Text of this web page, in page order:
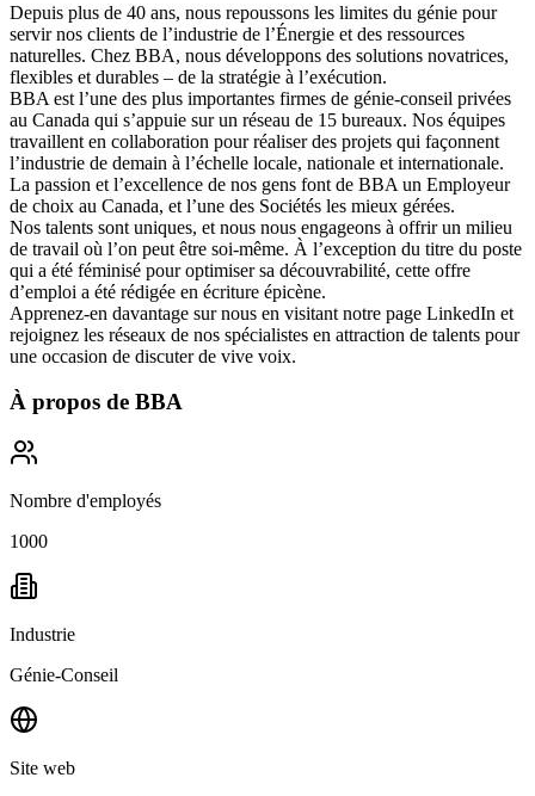
Depuis plus de 40 ans, nous repoussons les limites du génie pour
servir nos clients de l’industrie de l’Énergie et des ressources
naturelles. Chez BBA, nous développons des solutions novatrices,
flexibles et durables – de la stratégie à l’exécution.
BBA est l’une des plus importantes firmes de génie-conseil privées
au Canada qui s’appuie sur un réseau de 15 bureaux. Nos équipes
travaillent en collaboration pour réaliser des projets qui façonnent
l’industrie de demain à l’échelle locale, nationale et internationale.
La passion et l’excellence de nos gens font de BBA un Employeur
de choix au Canada, et l’une des Sociétés les mieux gérées.
Nos talents sont uniques, et nous nous engageons à offrirun milieu
de travail où l’on peut être soi-même. À l’exception du titre du poste
qui a été féminisé pour optimiser sa découvrabilité, cette offre
d’emploi a été rédigée en écriture épicène.
Apprenez-en davantage sur nous en visitant notre page LinkedIn et
rejoignez les réseaux de nos spécialistes en attraction de talents pour
une occasion de discuter de vive voix.
À propos de BBA
Nombre d'employés
1000
Industrie
Génie-Conseil
Site web